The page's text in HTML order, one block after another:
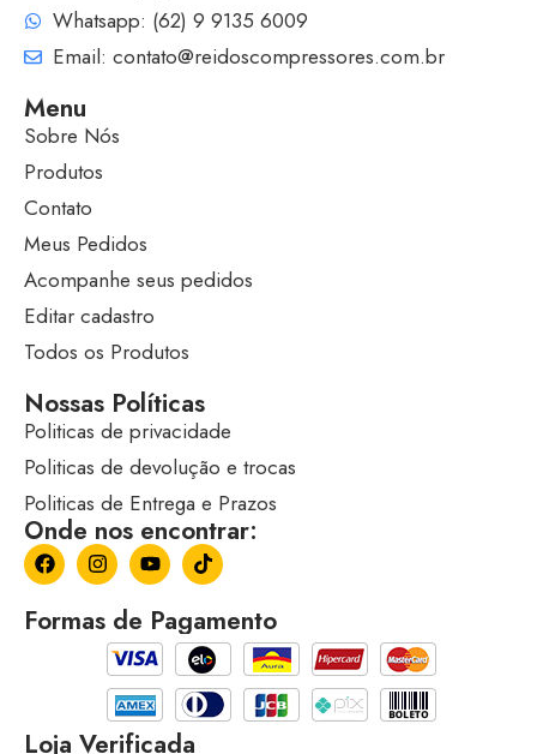
Whatsapp: (62) 9 9135 6009
Email: contato@reidoscompressores.com.br
Menu
Sobre Nós
Produtos
Contato
Meus Pedidos
Acompanhe seus pedidos
Editar cadastro
Todos os Produtos
Nossas Políticas
Politicas de privacidade
Politicas de devolução e trocas
Politicas de Entrega e Prazos
Onde nos encontrar:
Formas de Pagamento
Loja Verificada